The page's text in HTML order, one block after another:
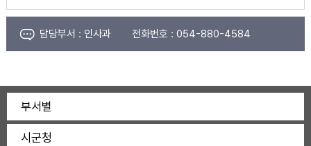
담당부서 : 인사과 전화번호 : 054-880-4584
부서별
시군청